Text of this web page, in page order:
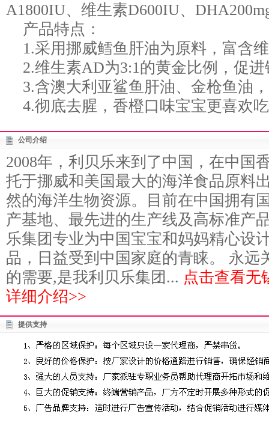
A1800IU、维生素D600IU、
产品特点：
1.采用挪威鳕鱼肝油为原料，富含
2.维生素AD为3:1的黄金比例，促进
3.含澳大利亚鲨鱼肝油、金枪鱼油
4.彻底去腥，香橙口味宝宝更喜欢
公司介绍
2008年，利贝乐来到了中国，在中国
托于挪威和美国最大的海洋食品原料
然的海洋生物资源。目前在中国拥有
产基地、最先进的生产线及高标准产
乐集团专业为中国宝宝和妈妈精心设
品，日益受到中国家庭的青睐。 永远
的需要,是我利贝乐集团... 点击查看无
详细介绍>>
提供支持